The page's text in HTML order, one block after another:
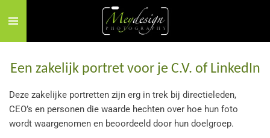
direct
naar
hoofdinhoud
Een zakelijk portret voor je C.V. of LinkedIn
Deze zakelijke portretten zijn erg in trek bij directieleden,
CEO’s en personen die waarde hechten over hoe hun foto
wordt waargenomen en beoordeeld door hun doelgroep.